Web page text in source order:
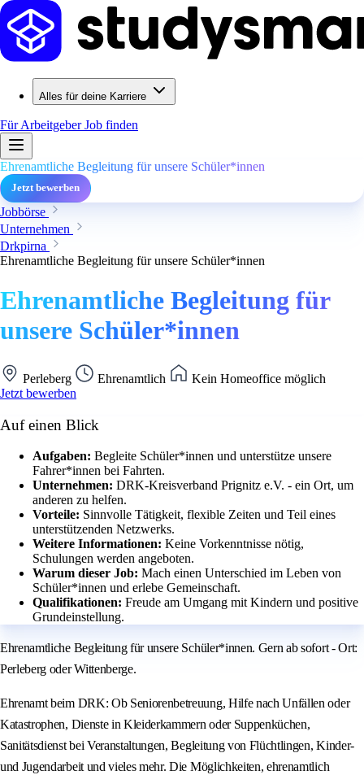
Alles für deine Karriere
Für ArbeitgeberJob finden
Ehrenamtliche Begleitung für unsere Schüler*innen
Jetzt bewerben
Jobbörse
Unternehmen
Drkpirna
Ehrenamtliche Begleitung für unsere Schüler*innen
Ehrenamtliche Begleitung für
unsere Schüler*innen
Perleberg Ehrenamtlich
Kein Homeoffice möglich
Jetzt bewerben
Auf einen Blick
Aufgaben: Begleite Schüler*innen und unterstütze unsere
Fahrer*innen bei Fahrten.
Unternehmen: DRK-Kreisverband Prignitz e.V. - ein Ort, um
anderen zu helfen.
Vorteile: Sinnvolle Tätigkeit, flexible Zeiten und Teil eines
unterstützenden Netzwerks.
Weitere Informationen: Keine Vorkenntnisse nötig,
Schulungen werden angeboten.
Warum dieser Job: Mach einen Unterschied im Leben von
Schüler*innen und erlebe Gemeinschaft.
Qualifikationen: Freude am Umgang mit Kindern und positive
Grundeinstellung.
Ehrenamtliche Begleitung für unsere Schüler*innen. Gern ab sofort - Ort:
Perleberg oder Wittenberge.
Ehrenamt beim DRK: Ob Seniorenbetreuung, Hilfe nach Unfällen oder
Katastrophen, Dienste in Kleiderkammern oder Suppenküchen,
Sanitätsdienst bei Veranstaltungen, Begleitung von Flüchtlingen, Kinder-
und Jugendarbeit und vieles mehr. Die Möglichkeiten, ehrenamtlich